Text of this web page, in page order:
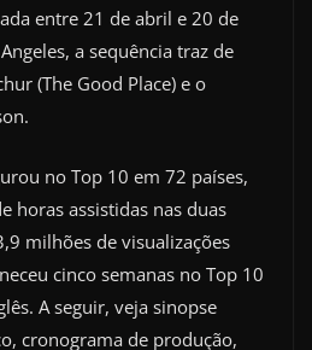
entre 21 de abril e 20 de
a sequência traz de
(The Good Place) e o
no Top 10 em 72 países,
horas assistidas nas duas
milhões de visualizações
cinco semanas no Top 10
A seguir, veja sinopse
cronograma de produção,